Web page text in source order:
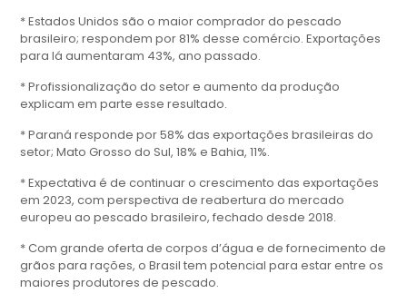
* Estados Unidos são o maior comprador do pescado
brasileiro; respondem por 81% desse comércio. Exportações
para lá aumentaram 43%, ano passado.
* Profissionalização do setor e aumento da produção
explicam em parte esse resultado.
* Paraná responde por 58% das exportações brasileiras do
setor; Mato Grosso do Sul, 18% e Bahia, 11%.
* Expectativa é de continuar o crescimento das exportações
em 2023, com perspectiva de reabertura do mercado
europeu ao pescado brasileiro, fechado desde 2018.
* Com grande oferta de corpos d’água e de fornecimento de
grãos para rações, o Brasil tem potencial para estar entre os
maiores produtores de pescado.